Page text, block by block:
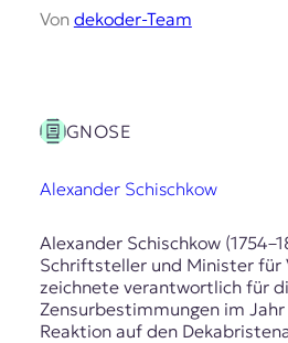
Von dekoder-Team
GNOSE
Alexander Schischkow
Alexander Schischkow
Schriftsteller und Minister für
zeichnete verantwortlich für
Zensurbestimmungen im Jahr
Reaktion auf den